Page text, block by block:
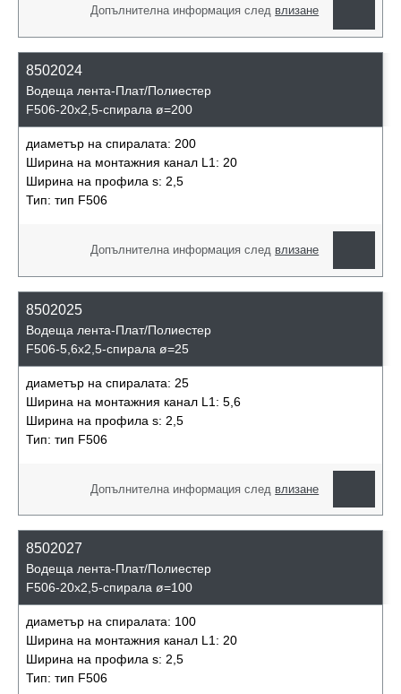
Допълнителна информация след влизане
8502024
Водеща лента-Плат/Полиестер
F506-20x2,5-спирала ø=200
диаметър на спиралата: 200
Ширина на монтажния канал L1: 20
Ширина на профила s: 2,5
Тип: тип F506
Допълнителна информация след влизане
8502025
Водеща лента-Плат/Полиестер
F506-5,6x2,5-спирала ø=25
диаметър на спиралата: 25
Ширина на монтажния канал L1: 5,6
Ширина на профила s: 2,5
Тип: тип F506
Допълнителна информация след влизане
8502027
Водеща лента-Плат/Полиестер
F506-20x2,5-спирала ø=100
диаметър на спиралата: 100
Ширина на монтажния канал L1: 20
Ширина на профила s: 2,5
Тип: тип F506